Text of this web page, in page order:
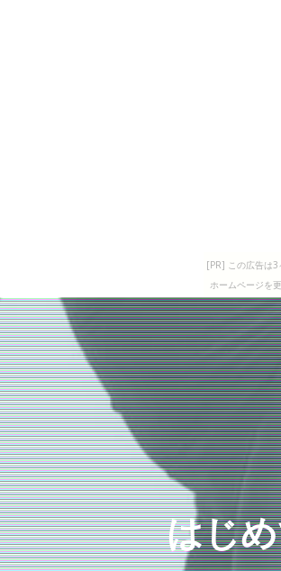
[PR] この広告は3
ホームページを
はじ